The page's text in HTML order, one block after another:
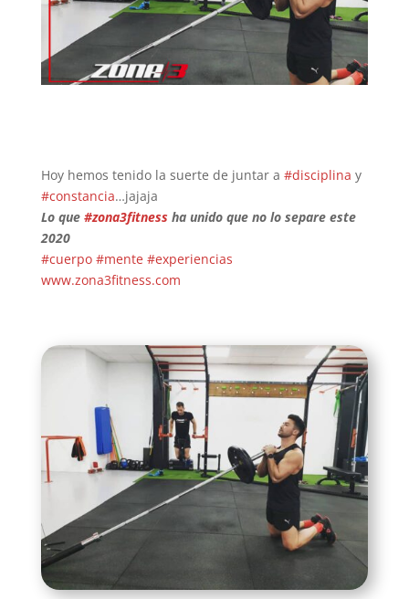
Hoy hemos tenido la suerte de juntar a #disciplina y
#constancia…jajaja
Lo que #zona3fitnessha unido que no lo separe este
2020
#cuerpo #mente #experiencias
www.zona3fitness.com